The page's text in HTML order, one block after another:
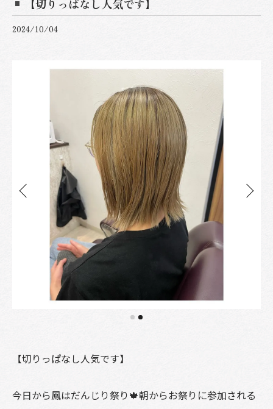
【切りっぱなし人気です】
2024/10/04
【切りっぱなし人気です】
今日から鳳はだんじり祭り🍁朝からお祭りに参加される